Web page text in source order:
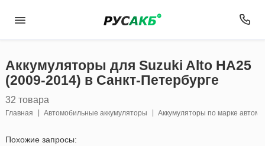
Аккумуляторы для Suzuki Alto HA25
(2009-2014) в Санкт-Петербурге
32 товара
Главная Автомобильные аккумуляторы Аккумуляторы по марке
Похожие запросы: